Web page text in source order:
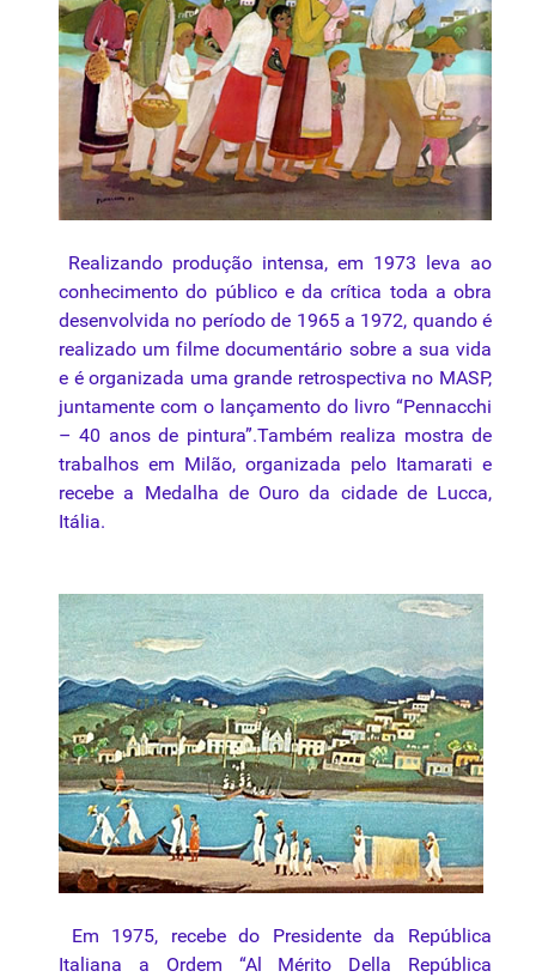
Realizando produção intensa, em 1973 leva ao
conhecimento do público e da crítica toda a obra
desenvolvida no período de 1965 a 1972, quando é
realizado um filme documentário sobre a sua vida
e é organizada uma grande retrospectiva no MASP,
juntamente com o lançamento do livro “Pennacchi
– 40 anos de pintura”.Também realiza mostra de
trabalhos em Milão, organizada pelo Itamarati e
recebe a Medalha de Ouro da cidade de Lucca,
Itália.
Em 1975, recebe do Presidente da República
Italiana a Ordem “Al Mérito Della República